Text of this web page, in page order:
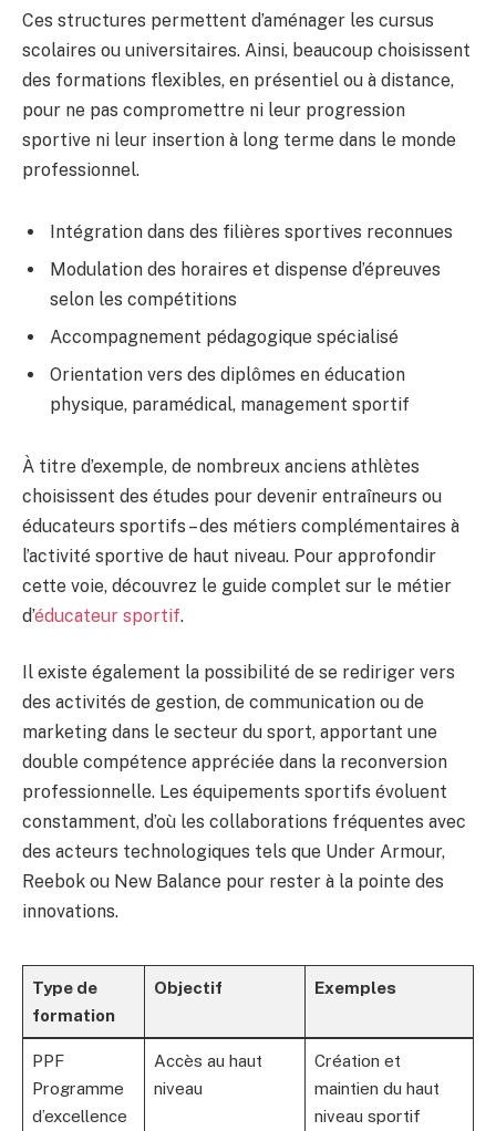
Ces structures permettent d’aménager les cursus
scolaires ou universitaires. Ainsi, beaucoup choisissent
des formations flexibles, en présentiel ou à distance,
pour ne pas compromettre ni leur progression
sportive ni leur insertion à long terme dans le monde
professionnel.
Intégration dans des filières sportives reconnues
Modulation des horaires et dispense d’épreuves
selon les compétitions
Accompagnement pédagogique spécialisé
Orientation vers des diplômes en éducation
physique, paramédical, management sportif
À titre d’exemple, de nombreux anciens athlètes
choisissent des études pour devenir entraîneurs ou
éducateurs sportifs – des métiers complémentaires à
l’activité sportive de haut niveau. Pour approfondir
cette voie, découvrez le guide complet sur le métier
d’éducateur sportif.
Il existe également la possibilité de se rediriger vers
des activités de gestion, de communication ou de
marketing dans le secteur du sport, apportant une
double compétence appréciée dans la reconversion
professionnelle. Les équipements sportifs évoluent
constamment, d’où les collaborations fréquentes avec
des acteurs technologiques tels que Under Armour,
Reebok ou New Balance pour rester à la pointe des
innovations.
Type de
formation
Objectif Exemples
PPF
Programme
d’excellence
Accès au haut
niveau
Création et
maintien du haut
niveau sportif